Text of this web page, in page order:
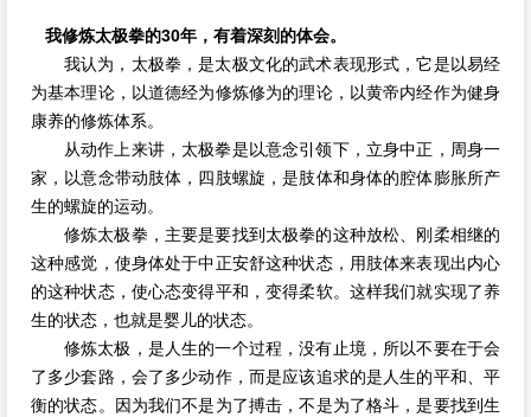
我修炼太极拳的30年，有着深刻的体会。
我认为，太极拳，是太极文化的武术表现形式，它是以易经
为基本理论，以道德经为修炼修为的理论，以黄帝内经作为健身
康养的修炼体系。
从动作上来讲，太极拳是以意念引领下，立身中正，周身一
家，以意念带动肢体，四肢螺旋，是肢体和身体的腔体膨胀所产
生的螺旋的运动。
修炼太极拳，主要是要找到太极拳的这种放松、刚柔相继的
这种感觉，使身体处于中正安舒这种状态，用肢体来表现出内心
的这种状态，使心态变得平和，变得柔软。这样我们就实现了养
生的状态，也就是婴儿的状态。
修炼太极，是人生的一个过程，没有止境，所以不要在于会
了多少套路，会了多少动作，而是应该追求的是人生的平和、平
衡的状态。因为我们不是为了搏击，不是为了格斗，是要找到生